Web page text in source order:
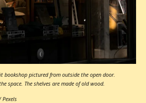
bookshop pictured from outside the open door.
space. The shelves are made of old wood.